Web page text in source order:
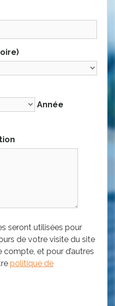
Année
seront utilisées pour
de votre visite du site
compte, et pour d’autres
politique de